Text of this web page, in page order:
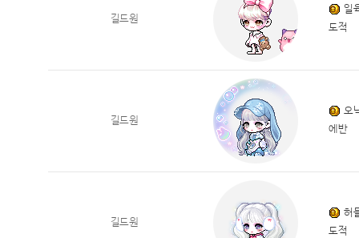
길드원
일
도적
길드원
오
에반
길드원
허
도적